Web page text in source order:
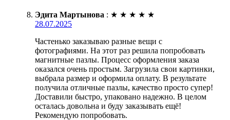
Эдита Мартынова : ★ ★ ★ ★ ★
28.07.2025
Частенько заказываю разные вещи с
фотографиями. На этот раз решила попробовать
магнитные пазлы. Процесс оформления заказа
оказался очень простым. Загрузила свои картинки,
выбрала размер и оформила оплату. В результате
получила отличные пазлы, качество просто супер!
Доставили быстро, упаковано надежно. В целом
осталась довольна и буду заказывать ещё!
Рекомендую попробовать.